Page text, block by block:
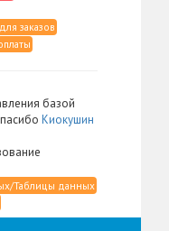
заказов
базой
Киокушин
Таблицы данных